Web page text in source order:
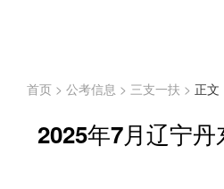
首页 > 公考信息 > 三支一扶 > 正文
2025年7月辽宁